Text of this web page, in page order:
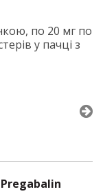
по 20 мг по
у пачці з
Pregabalin